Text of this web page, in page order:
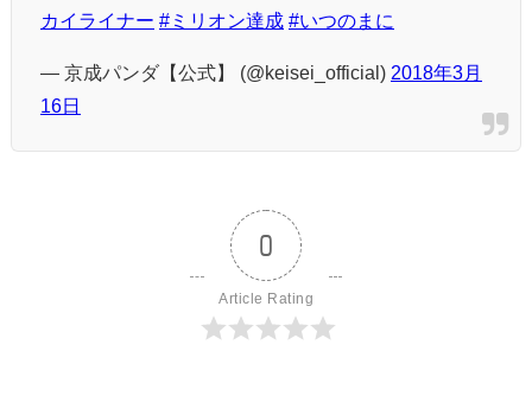
カイライナー #ミリオン達成 #いつのまに
— 京成パンダ【公式】 (@keisei_official) 2018年3月
16日
0
Article Rating